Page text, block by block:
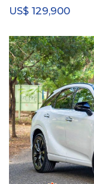
US$ 129,900